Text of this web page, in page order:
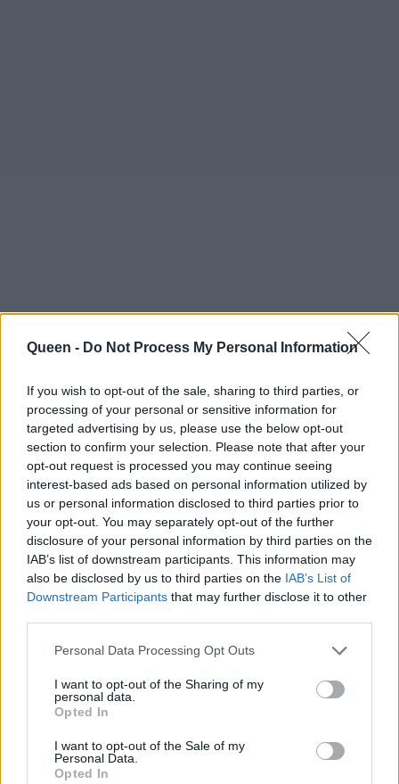
Queen - Do Not Process My Personal Information
If you wish to opt-out of the sale, sharing to third parties, or
processing of your personal or sensitive information for
targeted advertising by us, please use the below opt-out
section to confirm your selection. Please note that after your
opt-out request is processed you may continue seeing
interest-based ads based on personal information utilized by
us or personal information disclosed to third parties prior to
your opt-out. You may separately opt-out of the further
disclosure of your personal information by third parties on the
IAB’s list of downstream participants. This information may
also be disclosed by us to third parties on the IAB’s List of
Downstream Participants that may further disclose it to other
Personal Data Processing Opt Outs
I want to opt-out of the Sharing of my
personal data.
Opted In
I want to opt-out of the Sale of my
Personal Data.
Opted In
Πέρα από τους γιατρούς, για την χρήση της
αντιδιαβητικής αγωγής γνώριζαν και οι
Κόκκαλη, « Φυσικά και το γνωρίζουμε οι
διαιτολόγοι. Δεν μπορούμε να κάνουμε και
πολλά, εγώ έχω πελάτες οι οποίοι το παίρνουν
επιπτώσεις που φέρνει το συγκεκριμένο
φάρμακο αργότερα είναι πολύ κακές. Έρχεται